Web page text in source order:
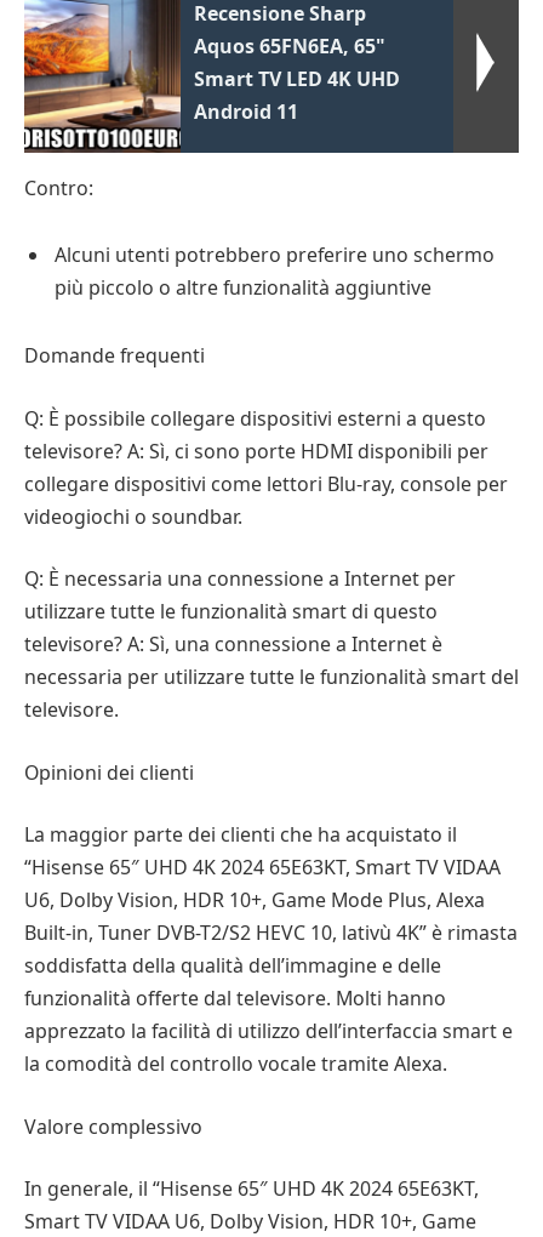
Recensione Sharp
Aquos 65FN6EA, 65"
Smart TV LED 4K UHD
Android 11
Contro:
Alcuni utenti potrebbero preferire uno schermo
più piccolo o altre funzionalità aggiuntive
Domande frequenti
Q: È possibile collegare dispositivi esterni a questo
televisore? A: Sì, ci sono porte HDMI disponibili per
collegare dispositivi come lettori Blu-ray, console per
videogiochi o soundbar.
Q: È necessaria una connessione a Internet per
utilizzare tutte le funzionalità smart di questo
televisore? A: Sì, una connessione a Internet è
necessaria per utilizzare tutte le funzionalità smart del
televisore.
Opinioni dei clienti
La maggior parte dei clienti che ha acquistato il
“Hisense 65″ UHD 4K 2024 65E63KT, Smart TV VIDAA
U6, Dolby Vision, HDR 10+, Game Mode Plus, Alexa
Built-in, Tuner DVB-T2/S2 HEVC 10, lativù 4K” è rimasta
soddisfatta della qualità dell’immagine e delle
funzionalità offerte dal televisore. Molti hanno
apprezzato la facilità di utilizzo dell’interfaccia smart e
la comodità del controllo vocale tramite Alexa.
Valore complessivo
In generale, il “Hisense 65″ UHD 4K 2024 65E63KT,
Smart TV VIDAA U6, Dolby Vision, HDR 10+, Game